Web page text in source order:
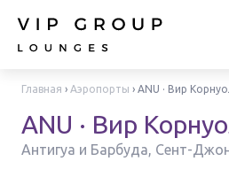
Главная › Аэропорты › ANU · Вир
ANU · Вир
Антигуа и Барбуда, Сент-